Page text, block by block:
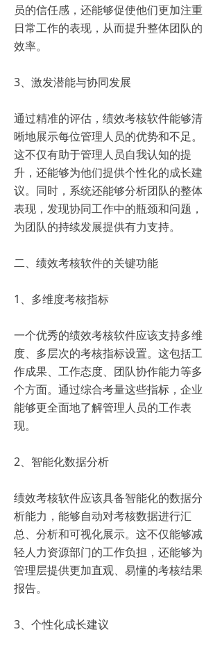
员的信任感，还能够促使他们更加注重
日常工作的表现，从而提升整体团队的
效率。
3、激发潜能与协同发展
通过精准的评估，绩效考核软件能够清
晰地展示每位管理人员的优势和不足。
这不仅有助于管理人员自我认知的提
升，还能够为他们提供个性化的成长建
议。同时，系统还能够分析团队的整体
表现，发现协同工作中的瓶颈和问题，
为团队的持续发展提供有力支持。
二、绩效考核软件的关键功能
1、多维度考核指标
一个优秀的绩效考核软件应该支持多维
度、多层次的考核指标设置。这包括工
作成果、工作态度、团队协作能力等多
个方面。通过综合考量这些指标，企业
能够更全面地了解管理人员的工作表
现。
2、智能化数据分析
绩效考核软件应该具备智能化的数据分
析能力，能够自动对考核数据进行汇
总、分析和可视化展示。这不仅能够减
轻人力资源部门的工作负担，还能够为
管理层提供更加直观、易懂的考核结果
报告。
3、个性化成长建议